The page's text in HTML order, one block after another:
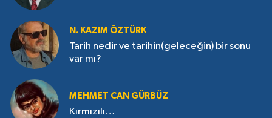
N. KAZIM ÖZTÜRK
Tarih nedir ve tarihin(geleceğin) bir sonu
var mı?
MEHMET CAN GÜRBÜZ
Kırmızılı…